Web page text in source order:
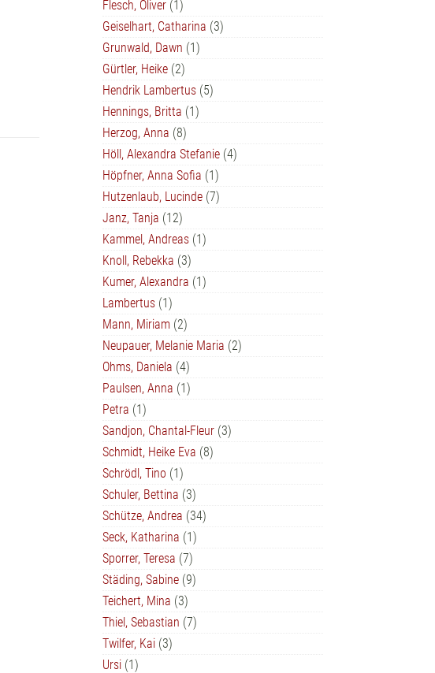
Flesch, Oliver (1)
Geiselhart, Catharina (3)
Grunwald, Dawn (1)
Gürtler, Heike (2)
Hendrik Lambertus (5)
Hennings, Britta (1)
Herzog, Anna (8)
Höll, Alexandra Stefanie (4)
Höpfner, Anna Sofia (1)
Hutzenlaub, Lucinde (7)
Janz, Tanja (12)
Kammel, Andreas (1)
Knoll, Rebekka (3)
Kumer, Alexandra (1)
Lambertus (1)
Mann, Miriam (2)
Neupauer, Melanie Maria (2)
Ohms, Daniela (4)
Paulsen, Anna (1)
Petra (1)
Sandjon, Chantal-Fleur (3)
Schmidt, Heike Eva (8)
Schrödl, Tino (1)
Schuler, Bettina (3)
Schütze, Andrea (34)
Seck, Katharina (1)
Sporrer, Teresa (7)
Städing, Sabine (9)
Teichert, Mina (3)
Thiel, Sebastian (7)
Twilfer, Kai (3)
Ursi (1)